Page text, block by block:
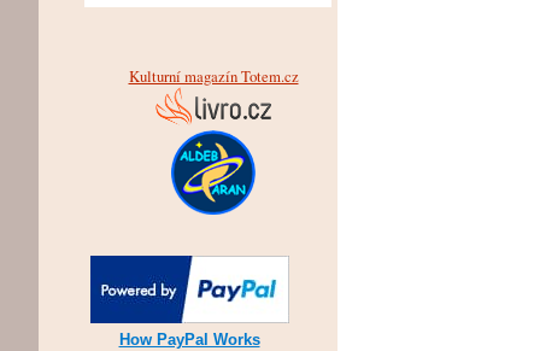
Kulturní magazín Totem.cz
How PayPal Works